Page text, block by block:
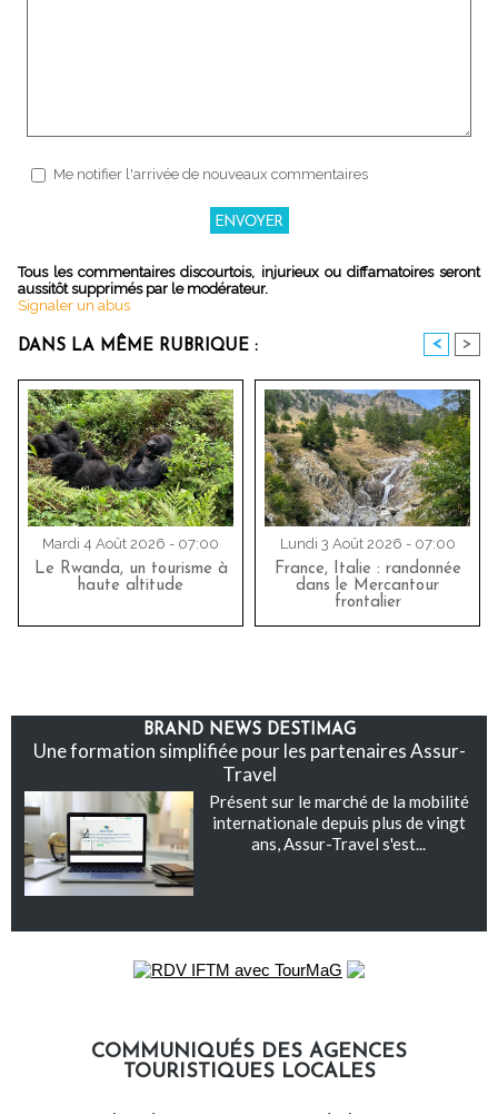
Me notifier l'arrivée de nouveaux commentaires
Tous les commentaires discourtois, injurieux ou diffamatoires seront
aussitôt supprimés par le modérateur.
Signaler un abus
DANS LA MÊME RUBRIQUE : < >
Mardi 4 Août 2026 - 07:00
Le Rwanda, un tourisme à
haute altitude
Lundi 3 Août 2026 - 07:00
France, Italie : randonnée
dans le Mercantour
frontalier
BRAND NEWS DESTIMAG
Une formation simplifiée pour les partenaires Assur-
Travel
Présent sur le marché de la mobilité
internationale depuis plus de vingt
ans, Assur-Travel s'est...
COMMUNIQUÉS DES AGENCES
TOURISTIQUES LOCALES